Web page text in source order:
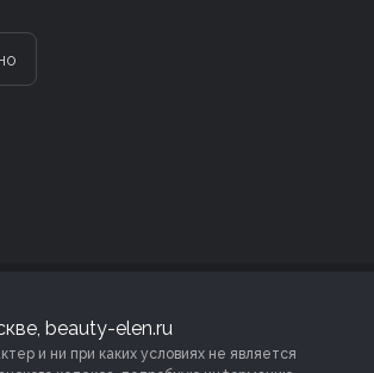
beauty-elen.ru
и ни при каких условиях не является